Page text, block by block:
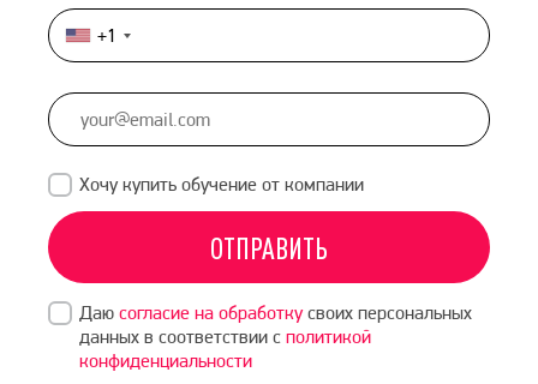
United
States
+1
+1
Хочу купить обучение от компании
ОТПРАВИТЬ
Даю согласие на обработкусвоих персональных
данных в соответствии с политикой
конфиденциальности